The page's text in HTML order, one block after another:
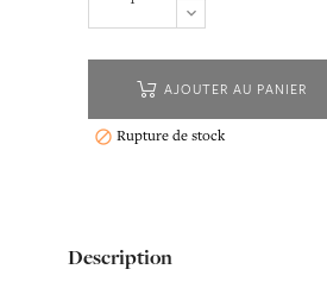
AJOUTER AU PANIER
 Rupture de stock
Description